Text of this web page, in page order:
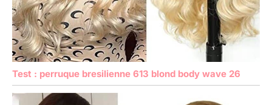
Test : perruque bresilienne 613 blond body wave 26